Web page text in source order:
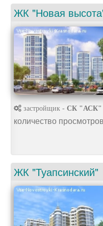
ЖК "Новая
застройщик - СК "АСК"
количество
ЖК "Туапсинский"